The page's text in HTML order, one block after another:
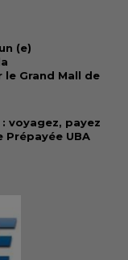
(e)
Grand Mall de
voyagez, payez
UBA